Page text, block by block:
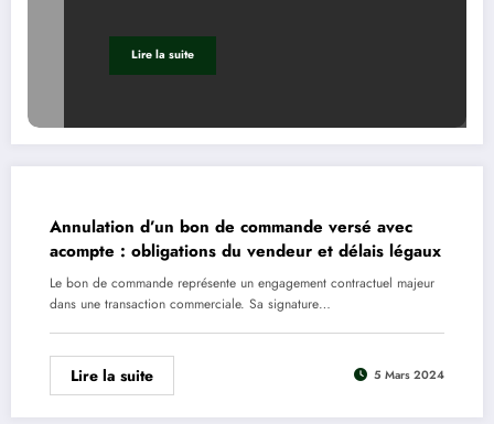
Lire la suite
Annulation d’un bon de commande versé avec
acompte : obligations du vendeur et délais légaux
Le bon de commande représente un engagement contractuel majeur
dans une transaction commerciale. Sa signature…
Lire la suite 5 Mars 2024